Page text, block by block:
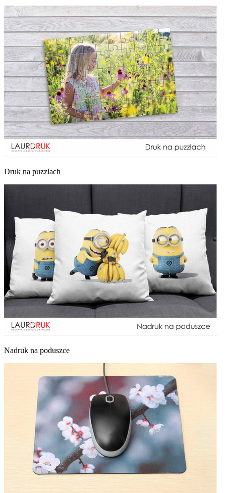
Druk na puzzlach
Nadruk na poduszce